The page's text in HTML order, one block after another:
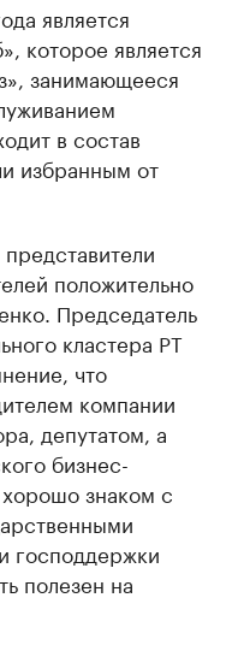
является
которое является
занимающееся
в состав
избранным от
положительно
Председатель
кластера РТ
что
компании
депутатом, а
бизнес-
знаком с
господдержки
полезен на